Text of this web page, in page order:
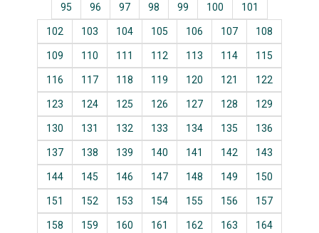
95 96 97 98 99 100 101
102 103 104 105 106 107 108
109 110 111 112 113 114 115
116 117 118 119 120 121 122
123 124 125 126 127 128 129
130 131 132 133 134 135 136
137 138 139 140 141 142 143
144 145 146 147 148 149 150
151 152 153 154 155 156 157
158 159 160 161 162 163 164